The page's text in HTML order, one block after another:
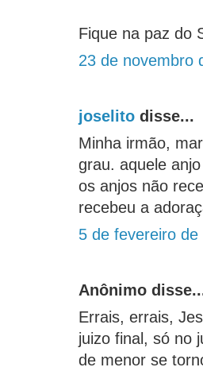
Fique na paz do
23 de novembro
joselito disse...
Minha irmão,
grau. aquele
os anjos não
recebeu a
5 de fevereiro
Anônimo
Errais, errais,
juizo final, só no
de menor se